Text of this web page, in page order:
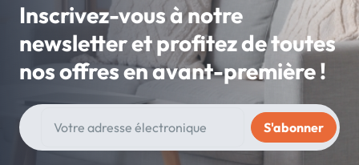
Inscrivez-vous à notre
newsletter et profitez de toutes
nos offres en avant-première !